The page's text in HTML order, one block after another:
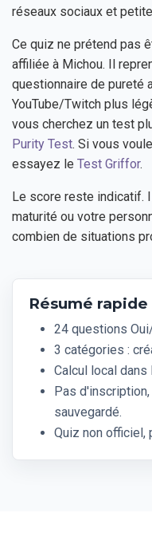
réseaux sociaux et
Ce quiz ne prétend pas
affiliée à Michou. Il
questionnaire de pureté
YouTube/Twitch plus
vous cherchez un test
Purity Test. Si vous
essayez le Test Griffor.
Le score reste indicatif.
maturité ou votre
combien de situations
Résumé rapide
24 questions
3 catégories :
Calcul local dans
Pas
sauvegardé.
Quiz non officiel,